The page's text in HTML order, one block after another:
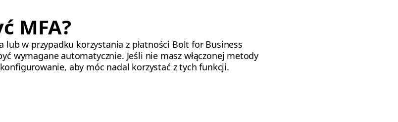
MFA?
w przypadku korzystania z płatności Bolt for Business
wymagane automatycznie. Jeśli nie masz włączonej metody
aby móc nadal korzystać z tych funkcji.